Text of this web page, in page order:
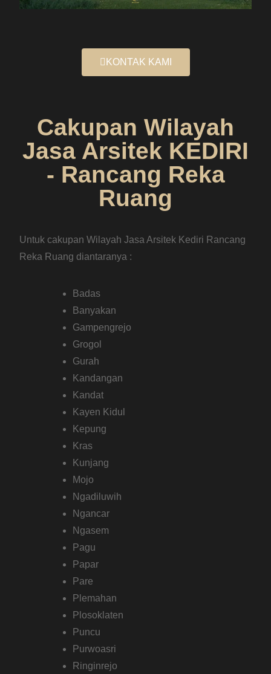
Cakupan Wilayah
- Rancang Reka
Ruang
Untuk cakupan Wilayah Jasa Arsitek Kediri Rancang
Reka Ruang diantaranya :
Badas
Banyakan
Kandangan
Kayen Kidul
Kepung
Kras
Kunjang
Mojo
Ngadiluwih
Ngancar
Ngasem
Pagu
Papar
Pare
Plemahan
Plosoklaten
Puncu
Purwoasri
Ringinrejo
Semen
Tarokan
Wates